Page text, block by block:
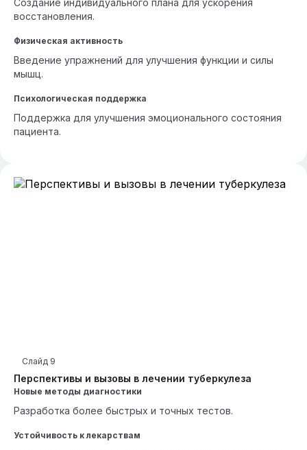
Создание индивидуального плана для ускорения
восстановления.
Физическая активность
Введение упражнений для улучшения функции и силы
мышц.
Психологическая поддержка
Поддержка для улучшения эмоционального состояния
пациента.
Перспективы и вызовы в лечении туберкулеза
Слайд 9
Новые методы диагностики
Разработка более быстрых и точных тестов.
Устойчивость к лекарствам